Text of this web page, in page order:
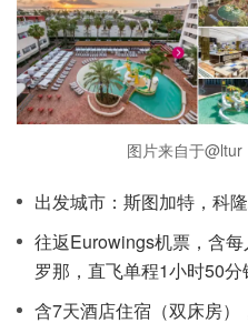
图片来自于
出发城市：斯图加特，科
往返Eurowings机票，含
罗那，直飞单程1小时50
含7天酒店住宿（双床房